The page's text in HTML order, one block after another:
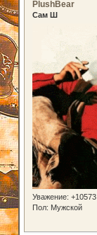
PlushBear
Сам Ш
Уважение: +10573
Пол: Мужской